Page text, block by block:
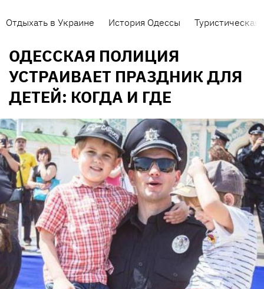
Отдыхать в Украине История Одессы Туристическая
ОДЕССКАЯ ПОЛИЦИЯ
УСТРАИВАЕТ ПРАЗДНИК ДЛЯ
ДЕТЕЙ: КОГДА И ГДЕ